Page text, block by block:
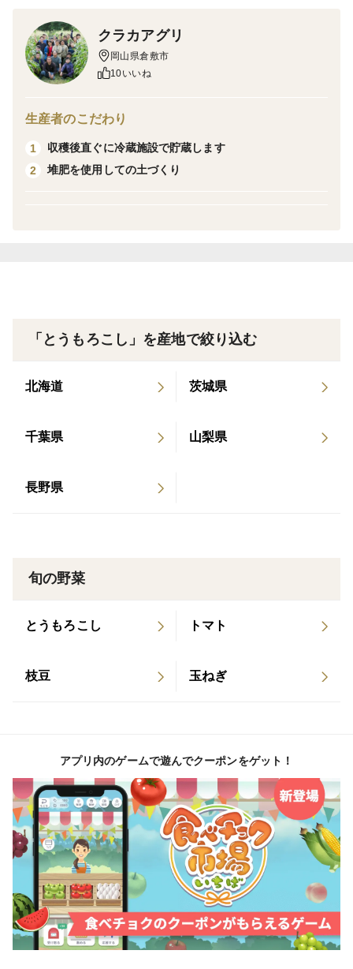
ます。収穫後はその日のうちに自社の冷蔵施設で選別・
梱包し、クール便で発送します。
梱包に使用する段ボールは、地元の資材企業と共同開発
届くまで鮮度を保てるよう工夫しています。
収穫から発送まで、一切妥協しない。それがこの甘さの
品種の特徴
ニーショコラ」の3品種からお届けします。
『生でも甘い！電子レンジでチンすると更に甘い！』
2020年から栽培を始め、地元の量販店や直売所でも
今年こそ、ぜひ味わってみてください。
ます。
作物の生育情報を投稿しています
食べチョクブログにて、スイートコーンの生育情報を投
稿しています。
是非『クラカアグリ』をフォローして観てください。
https://www.tabechoku.com/producers/26709#posts"
クラカアグリ
岡山県倉敷市
10いいね
生産者のこだわり
1
収穫後直ぐに冷蔵施設で貯蔵します
2
堆肥を使用しての土づくり
「とうもろこし」を産地で絞り込む
北海道 茨城県
千葉県 山梨県
長野県
旬の野菜
とうもろこし トマト
枝豆 玉ねぎ
アプリ内のゲームで遊んでクーポンをゲット！